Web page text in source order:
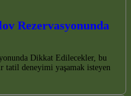
Rezervasyonunda
Dikkat Edilecekler, bu
tatil deneyimi yaşamak isteyen